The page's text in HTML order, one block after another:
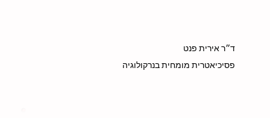
ד״ר אירית פנט
פסיכיאטרית מומחית בנרקולוגיה